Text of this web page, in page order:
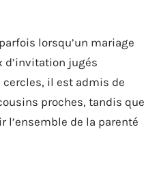
lorsqu’un mariage
d’invitation jugés
il est admis de
proches, tandis que
l’ensemble de la parenté